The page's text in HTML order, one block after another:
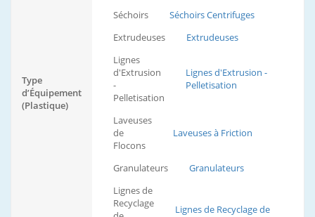
Type
d’Équipement
(Plastique)
Séchoirs
Séchoirs Centrifuges
Extrudeuses
Extrudeuses
Lignes
d'Extrusion
-
Pelletisation
Lignes d'Extrusion -
Pelletisation
Laveuses
de
Flocons
Laveuses à Friction
Granulateurs
Granulateurs
Lignes de
Recyclage
Lignes de Recyclage de